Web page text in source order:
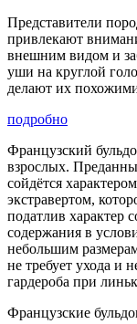
Представители
привлекают
внешним видом и
уши на круглой
делают их
подробно
Французский
взрослых.
сойдётся
экстравертом,
податлив характер
содержания в
небольшим
не требует ухода и
гардероба при
Французские